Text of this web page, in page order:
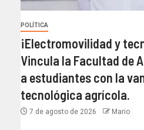
POLÍTICA
¡Electromovilidad y
Vincula la Facultad de
a estudiantes con la
tecnológica agrícola.
7 de agosto de 2026 Mario